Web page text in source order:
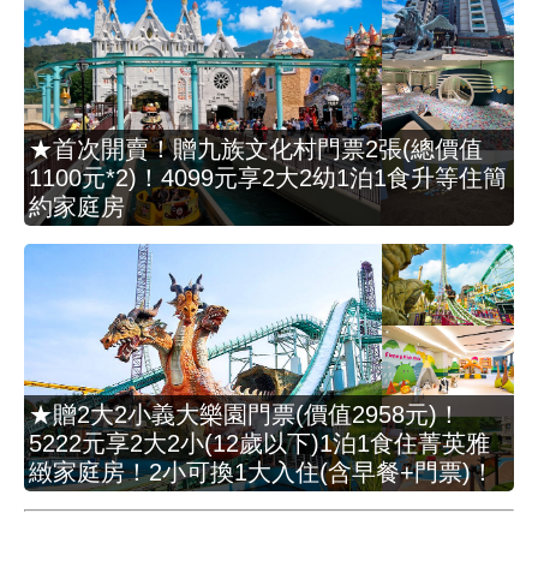
★首次開賣！贈九族文化村門票2張(總價值
1100元*2)！4099元享2大2幼1泊1食升等住簡
約家庭房
★贈2大2小義大樂園門票(價值2958元)！
5222元享2大2小(12歲以下)1泊1食住菁英雅
緻家庭房！2小可換1大入住(含早餐+門票)！